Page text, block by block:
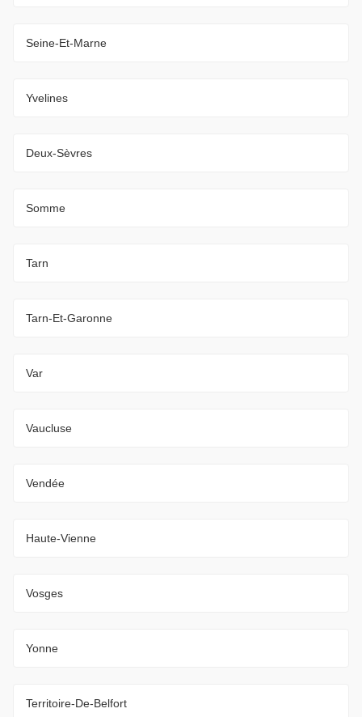
Seine-Et-Marne
Yvelines
Deux-Sèvres
Somme
Tarn
Tarn-Et-Garonne
Var
Vaucluse
Vendée
Haute-Vienne
Vosges
Yonne
Territoire-De-Belfort